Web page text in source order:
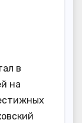
в
на